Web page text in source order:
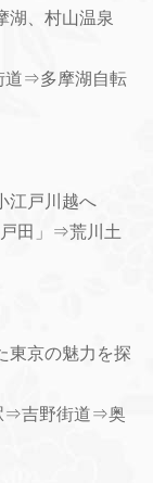
湖、村山温泉
道⇒多摩湖自転
江戸川越へ
田」⇒荒川土
京の魅力を探
⇒吉野街道⇒奥